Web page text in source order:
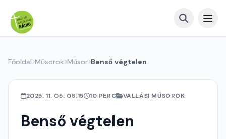
Főoldal Műsorok Műsor Benső végtelen
2025. 11. 05. 06:15 10 PERC VALLÁSI MŰSOROK
Benső végtelen